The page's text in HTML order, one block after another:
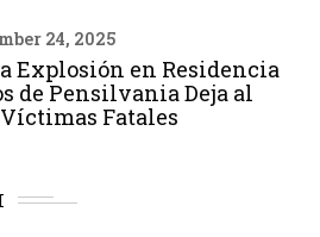
24, 2025
Explosión en Residencia
de Pensilvania Deja al
Fatales